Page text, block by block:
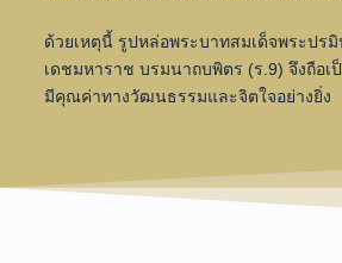
ด้วยเหตุนี้ รูปหล่อพระบาทสมเด็จพระปร
เดชมหาราช บรมนาถบพิตร (ร.9) จึงถือ
มีคุณค่าทางวัฒนธรรมและจิตใจอย่างยิ่ง